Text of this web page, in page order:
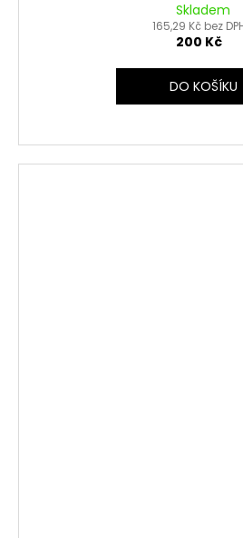
Skladem
165,29 Kč bez
200 Kč
DO KOŠÍKU